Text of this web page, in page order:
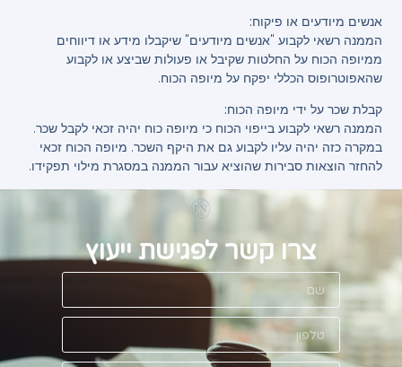
אנשים מיודעים או פיקוח:
הממנה רשאי לקבוע "אנשים מיודעים" שיקבלו מידע או דיווחים
ממיופה הכוח על החלטות שקיבל או פעולות שביצע או לקבוע
שהאפוטרופוס הכללי יפקח על מיופה הכוח.
קבלת שכר על ידי מיופה הכוח:
הממנה רשאי לקבוע בייפוי הכוח כי מיופה כוח יהיה זכאי לקבל שכר.
במקרה כזה יהיה עליו לקבוע גם את היקף השכר. מיופה הכוח זכאי
להחזר הוצאות סבירות שהוציא עבור הממנה במסגרת מילוי תפקידו.
צרו קשר לפגישת ייעוץ